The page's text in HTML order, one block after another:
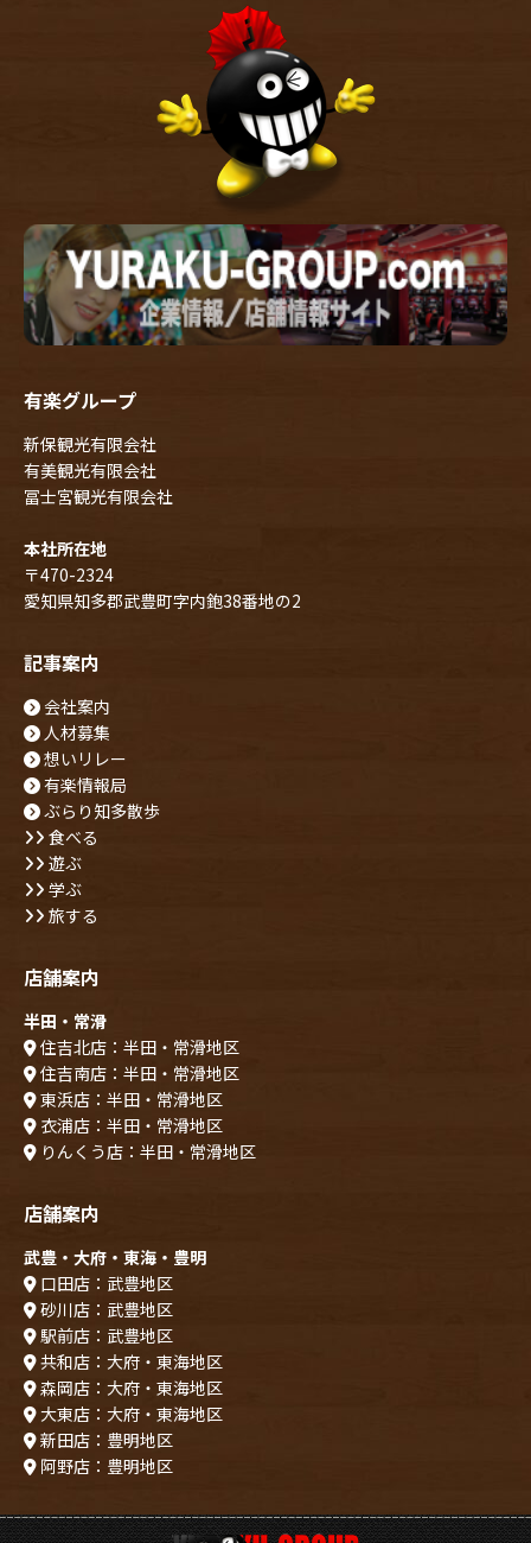
有楽グループ
新保観光有限会社
有美観光有限会社
冨士宮観光有限会社
本社所在地
〒470-2324
愛知県知多郡武豊町字内鉋38番地の2
記事案内
会社案内
人材募集
想いリレー
有楽情報局
ぶらり知多散歩
食べる
遊ぶ
学ぶ
旅する
店舗案内
半田・常滑
住吉北店：半田・常滑地区
住吉南店：半田・常滑地区
東浜店：半田・常滑地区
衣浦店：半田・常滑地区
りんくう店：半田・常滑地区
店舗案内
武豊・大府・東海・豊明
口田店：武豊地区
砂川店：武豊地区
駅前店：武豊地区
共和店：大府・東海地区
森岡店：大府・東海地区
大東店：大府・東海地区
新田店：豊明地区
阿野店：豊明地区